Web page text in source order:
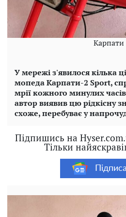
Карпати
У мережі з'явилося кілька
мопеда Карпати-2 Sport,
мрії кожного минулих
автор виявив цю рідкісну
схоже, перебуває у
Підпишись на
Тільки